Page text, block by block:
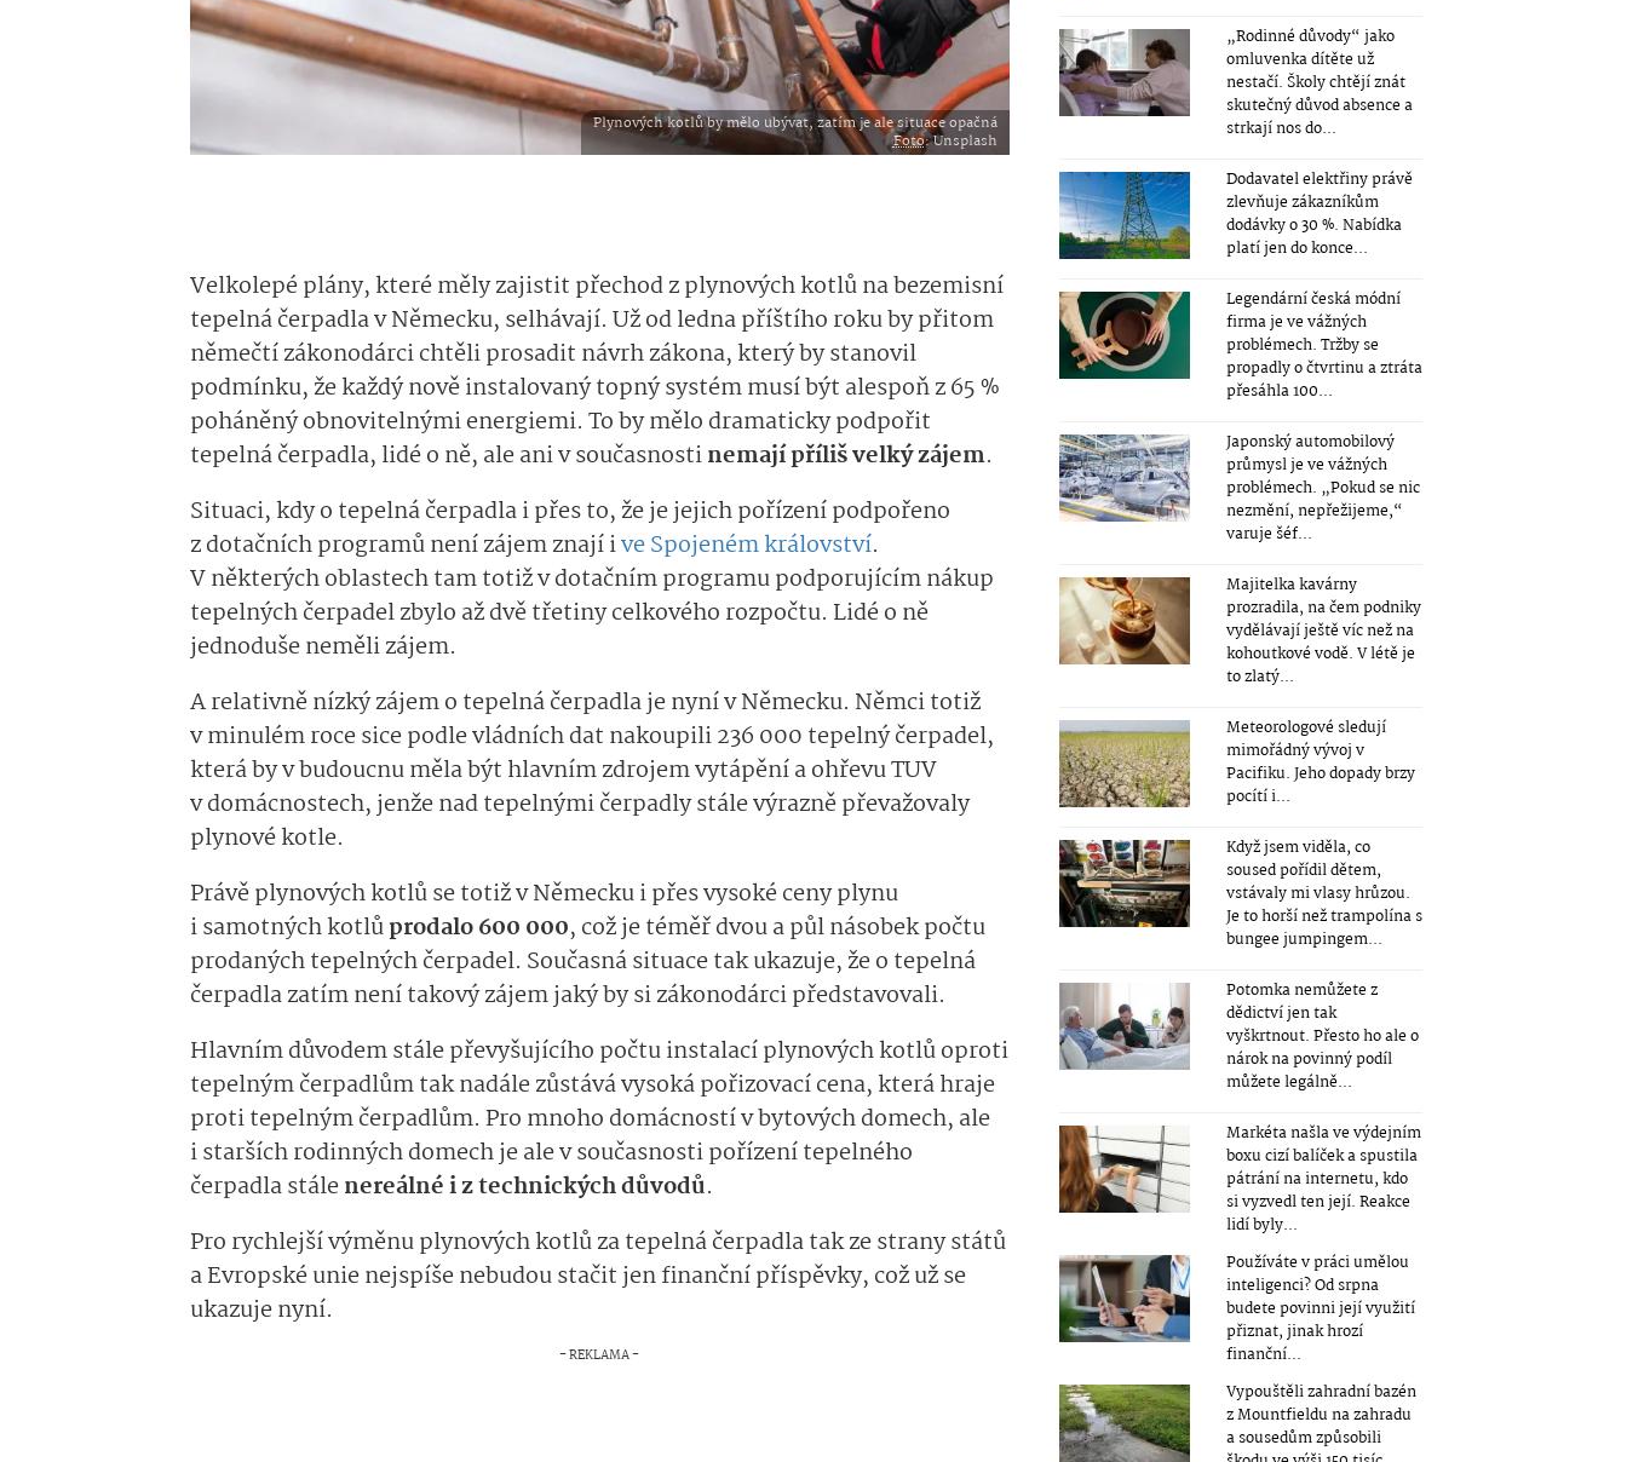
Plynových kotlů by mělo ubývat, zatím je ale situace opačná
Foto: Unsplash
Velkolepé plány, které měly zajistit přechod z plynových kotlů na bezemisní
tepelná čerpadla v Německu, selhávají. Už od ledna příštího roku by přitom
němečtí zákonodárci chtěli prosadit návrh zákona, který by stanovil
podmínku, že každý nově instalovaný topný systém musí být alespoň z 65 %
poháněný obnovitelnými energiemi. To by mělo dramaticky podpořit
tepelná čerpadla, lidé o ně, ale ani v současnostinemají příliš velký zájem.
Situaci, kdy o tepelná čerpadla i přes to, že je jejich pořízení podpořeno
z dotačních programů není zájem znají ive Spojeném království.
V některých oblastech tam totiž v dotačním programu podporujícím nákup
tepelných čerpadel zbylo až dvě třetiny celkového rozpočtu. Lidé o ně
jednoduše neměli zájem.
A relativně nízký zájem o tepelná čerpadla je nyní v Německu. Němci totiž
v minulém roce sice podle vládních dat nakoupili 236 000 tepelný čerpadel,
která by v budoucnu měla být hlavním zdrojem vytápění a ohřevu TUV
v domácnostech, jenže nad tepelnými čerpadly stále výrazně převažovaly
plynové kotle.
Právě plynových kotlů se totiž v Německu i přes vysoké ceny plynu
i samotných kotlůprodalo 600 000, což je téměř dvou a půl násobek počtu
prodaných tepelných čerpadel. Současná situace tak ukazuje, že o tepelná
čerpadla zatím není takový zájem jaký by si zákonodárci představovali.
Hlavním důvodem stále převyšujícího počtu instalací plynových kotlů oproti
tepelným čerpadlům tak nadále zůstává vysoká pořizovací cena, která hraje
proti tepelným čerpadlům. Pro mnoho domácností v bytových domech, ale
i starších rodinných domech je ale v současnosti pořízení tepelného
čerpadla stálenereálné i z technických důvodů.
Pro rychlejší výměnu plynových kotlů za tepelná čerpadla tak ze strany států
a Evropské unie nejspíše nebudou stačit jen finanční příspěvky, což už se
ukazuje nyní.
„Rodinné důvody“ jako
omluvenka dítěte už
nestačí. Školy chtějí znát
skutečný důvod absence a
strkají nos do...
Dodavatel elektřiny právě
zlevňuje zákazníkům
dodávky o 30 %. Nabídka
platí jen do konce...
Legendární česká módní
firma je ve vážných
problémech. Tržby se
propadly o čtvrtinu a ztráta
přesáhla 100...
Japonský automobilový
průmysl je ve vážných
problémech. „Pokud se nic
nezmění, nepřežijeme,“
varuje šéf...
Majitelka kavárny
prozradila, na čem podniky
vydělávají ještě víc než na
kohoutkové vodě. V létě je
to zlatý...
Meteorologové sledují
mimořádný vývoj v
Pacifiku. Jeho dopady brzy
pocítí i...
Když jsem viděla, co
soused pořídil dětem,
vstávaly mi vlasy hrůzou.
Je to horší než trampolína s
bungee jumpingem...
Potomka nemůžete z
dědictví jen tak
vyškrtnout. Přesto ho ale o
nárok na povinný podíl
můžete legálně...
Markéta našla ve výdejním
boxu cizí balíček a spustila
pátrání na internetu, kdo
si vyzvedl ten její. Reakce
lidí byly...
Používáte v práci umělou
inteligenci? Od srpna
budete povinni její využití
přiznat, jinak hrozí
finanční...
Vypouštěli zahradní bazén
z Mountfieldu na zahradu
a sousedům způsobili